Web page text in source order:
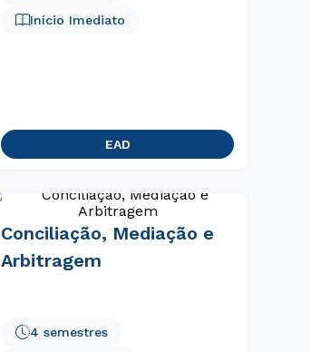
Início Imediato
EAD
Conciliação, Mediação e
Arbitragem
4 semestres